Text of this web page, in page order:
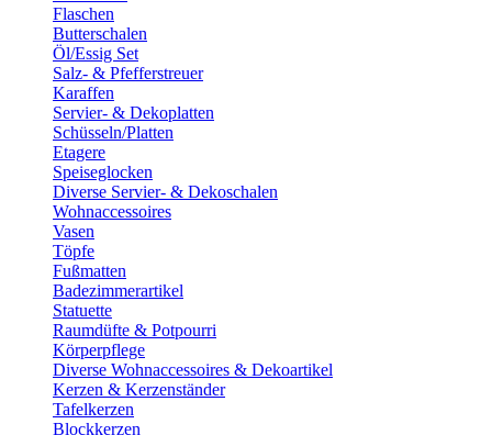
Flaschen
Butterschalen
Öl/Essig Set
Salz- & Pfefferstreuer
Karaffen
Servier- & Dekoplatten
Schüsseln/Platten
Etagere
Speiseglocken
Diverse Servier- & Dekoschalen
Wohnaccessoires
Vasen
Töpfe
Fußmatten
Badezimmerartikel
Statuette
Raumdüfte & Potpourri
Körperpflege
Diverse Wohnaccessoires & Dekoartikel
Kerzen & Kerzenständer
Tafelkerzen
Blockkerzen